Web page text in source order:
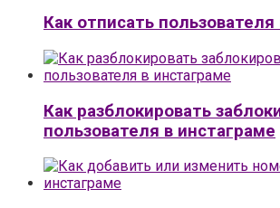
Как отписать
Как разблокировать
пользователя в инстаграме